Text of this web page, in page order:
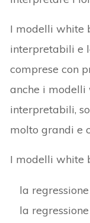
I modelli white
interpretabili e
comprese con
anche i modelli
interpretabili,
molto grandi e
I modelli white
la
la